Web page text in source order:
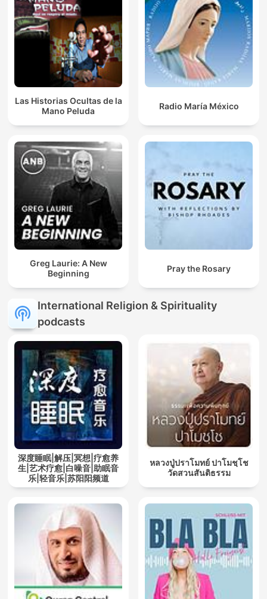
Las Historias Ocultas de la
Mano Peluda
Radio María México
Greg Laurie: A New
Beginning
Pray the Rosary
International Religion & Spirituality
podcasts
深度睡眠|解压|冥想|疗愈养
生|艺术疗愈|白噪音|助眠音
乐|轻音乐|苏阳阳频道
หลวงปู่ปราโมทย์ ปาโมชฺโช
วัดสวนสันติธรรม